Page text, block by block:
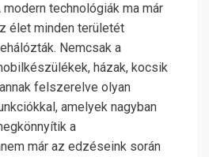
modern technológiák ma már
élet minden területét
Nemcsak a
házak, kocsik
felszerelve olyan
amelyek nagyban
a
már az edzéseink során